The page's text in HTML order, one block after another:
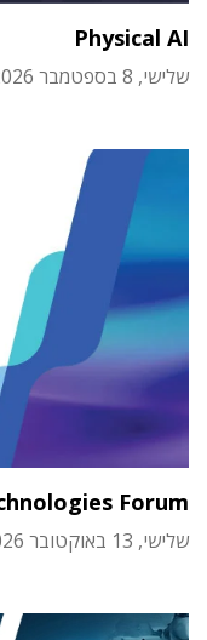
Physical AI
שלישי, 8 בספטמבר 2026
Forum
שלישי, 13 באוקטובר 2026